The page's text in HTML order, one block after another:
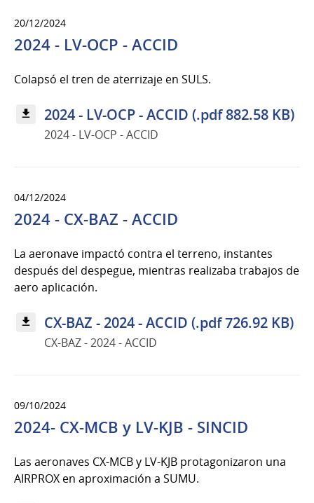
20/12/2024
2024 - LV-OCP - ACCID
Colapsó el tren de aterrizaje en SULS.
2024 - LV-OCP - ACCID (.pdf 882.58 KB)
2024 - LV-OCP - ACCID
04/12/2024
2024 - CX-BAZ - ACCID
La aeronave impactó contra el terreno, instantes
después del despegue, mientras realizaba trabajos de
aero aplicación.
CX-BAZ - 2024 - ACCID (.pdf 726.92 KB)
CX-BAZ - 2024 - ACCID
09/10/2024
2024- CX-MCB y LV-KJB - SINCID
Las aeronaves CX-MCB y LV-KJB protagonizaron una
AIRPROX en aproximación a SUMU.